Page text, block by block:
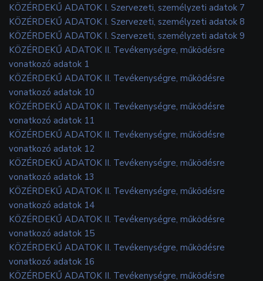
KÖZÉRDEKŰ ADATOK I. Szervezeti, személyzeti adatok 7
KÖZÉRDEKŰ ADATOK I. Szervezeti, személyzeti adatok 8
KÖZÉRDEKŰ ADATOK I. Szervezeti, személyzeti adatok 9
KÖZÉRDEKŰ ADATOK II. Tevékenységre, működésre
vonatkozó adatok 1
KÖZÉRDEKŰ ADATOK II. Tevékenységre, működésre
vonatkozó adatok 10
KÖZÉRDEKŰ ADATOK II. Tevékenységre, működésre
vonatkozó adatok 11
KÖZÉRDEKŰ ADATOK II. Tevékenységre, működésre
vonatkozó adatok 12
KÖZÉRDEKŰ ADATOK II. Tevékenységre, működésre
vonatkozó adatok 13
KÖZÉRDEKŰ ADATOK II. Tevékenységre, működésre
vonatkozó adatok 14
KÖZÉRDEKŰ ADATOK II. Tevékenységre, működésre
vonatkozó adatok 15
KÖZÉRDEKŰ ADATOK II. Tevékenységre, működésre
vonatkozó adatok 16
KÖZÉRDEKŰ ADATOK II. Tevékenységre, működésre